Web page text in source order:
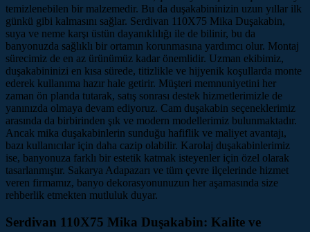
temizlenebilen bir malzemedir. Bu da duşakabininizin uzun yıllar ilk
günkü gibi kalmasını sağlar. Serdivan 110X75 Mika Duşakabin,
suya ve neme karşı üstün dayanıklılığı ile de bilinir, bu da
banyonuzda sağlıklı bir ortamın korunmasına yardımcı olur. Montaj
sürecimiz de en az ürünümüz kadar önemlidir. Uzman ekibimiz,
duşakabininizi en kısa sürede, titizlikle ve hijyenik koşullarda monte
ederek kullanıma hazır hale getirir. Müşteri memnuniyetini her
zaman ön planda tutarak, satış sonrası destek hizmetlerimizle de
yanınızda olmaya devam ediyoruz. Cam duşakabin seçeneklerimiz
arasında da birbirinden şık ve modern modellerimiz bulunmaktadır.
Ancak mika duşakabinlerin sunduğu hafiflik ve maliyet avantajı,
bazı kullanıcılar için daha cazip olabilir. Karolaj duşakabinlerimiz
ise, banyonuza farklı bir estetik katmak isteyenler için özel olarak
tasarlanmıştır. Sakarya Adapazarı ve tüm çevre ilçelerinde hizmet
veren firmamız, banyo dekorasyonunuzun her aşamasında size
rehberlik etmekten mutluluk duyar.
Serdivan 110X75 Mika Duşakabin: Kalite ve